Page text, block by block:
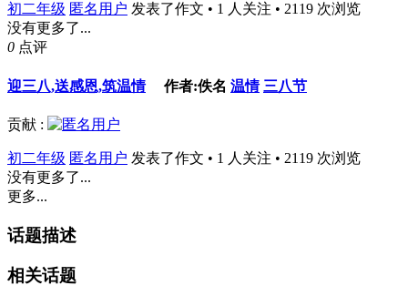
初二年级 匿名用户 发表了作文 • 1 人关注 • 2119 次浏览
没有更多了...
0 点评
迎三八,送感恩,筑温情作者:佚名 温情 三八节
贡献 :
初二年级 匿名用户 发表了作文 • 1 人关注 • 2119 次浏览
没有更多了...
更多...
话题描述
相关话题